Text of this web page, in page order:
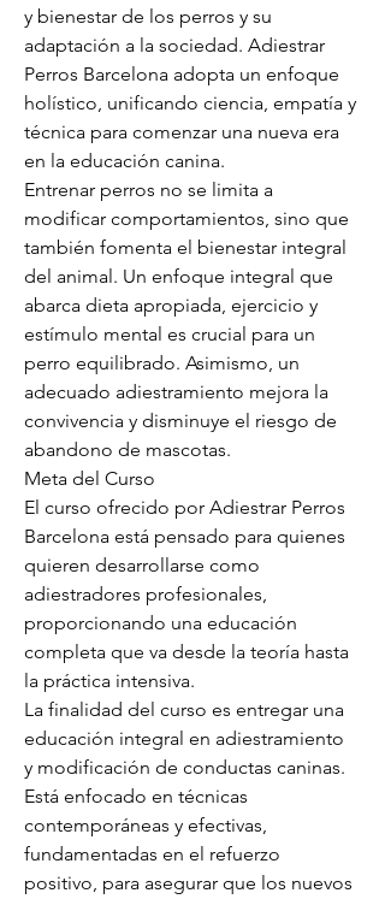
y bienestar de los perros y su
adaptación a la sociedad. Adiestrar
Perros Barcelona adopta un enfoque
holístico, unificando ciencia, empatía y
técnica para comenzar una nueva era
en la educación canina.
Entrenar perros no se limita a
modificar comportamientos, sino que
también fomenta el bienestar integral
del animal. Un enfoque integral que
abarca dieta apropiada, ejercicio y
estímulo mental es crucial para un
perro equilibrado. Asimismo, un
adecuado adiestramiento mejora la
convivencia y disminuye el riesgo de
abandono de mascotas.
Meta del Curso
El curso ofrecido por Adiestrar Perros
Barcelona está pensado para quienes
quieren desarrollarse como
adiestradores profesionales,
proporcionando una educación
completa que va desde la teoría hasta
la práctica intensiva.
La finalidad del curso es entregar una
educación integral en adiestramiento
y modificación de conductas caninas.
Está enfocado en técnicas
contemporáneas y efectivas,
fundamentadas en el refuerzo
positivo, para asegurar que los nuevos